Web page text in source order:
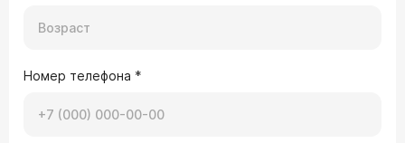
Номер телефона *